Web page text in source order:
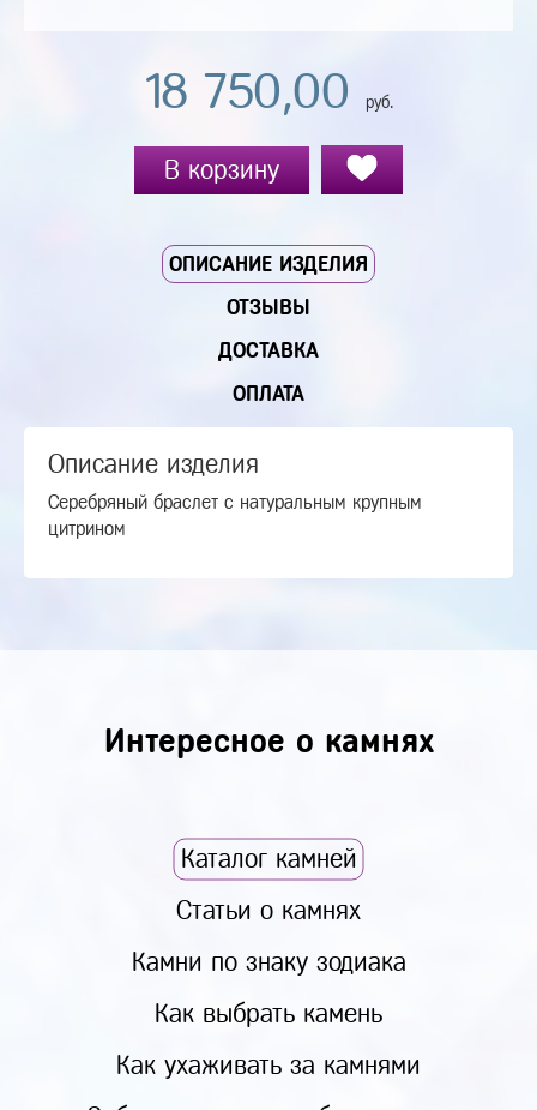
18 750,00 руб.
В корзину
ОПИСАНИЕ ИЗДЕЛИЯ
ОТЗЫВЫ
ДОСТАВКА
ОПЛАТА
Описание изделия
Серебряный браслет с натуральным крупным
цитрином
Интересное о камнях
Каталог камней
Статьи о камнях
Камни по знаку зодиака
Как выбрать камень
Как ухаживать за камнями